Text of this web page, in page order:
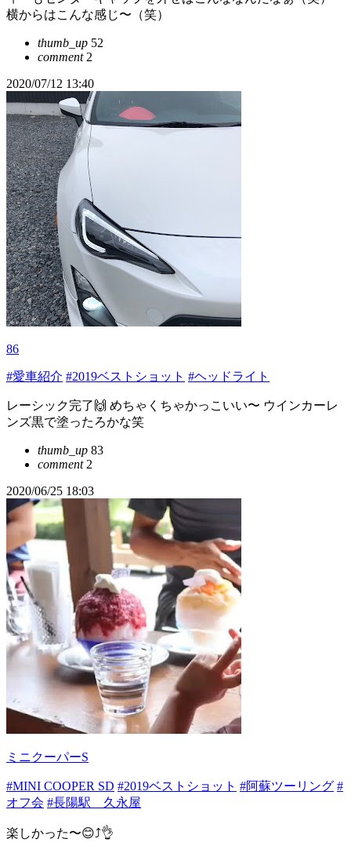
横からはこんな感じ〜（笑）
thumb_up 52
comment2
2020/07/12 13:40
86
#愛車紹介 #2019ベストショット #ヘッドライト
レーシック完了🙌 めちゃくちゃかっこいい〜 ウインカーレ
ンズ黒で塗ったろかな笑
thumb_up 83
comment2
2020/06/25 18:03
ミニクーパーS
#MINI COOPER SD #2019ベストショット #阿蘇ツーリング #
オフ会 #長陽駅 久永屋
楽しかった〜😊⤴️👌